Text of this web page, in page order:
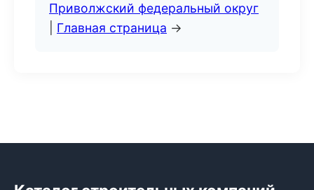
Приволжский федеральный округ
Главная страница →